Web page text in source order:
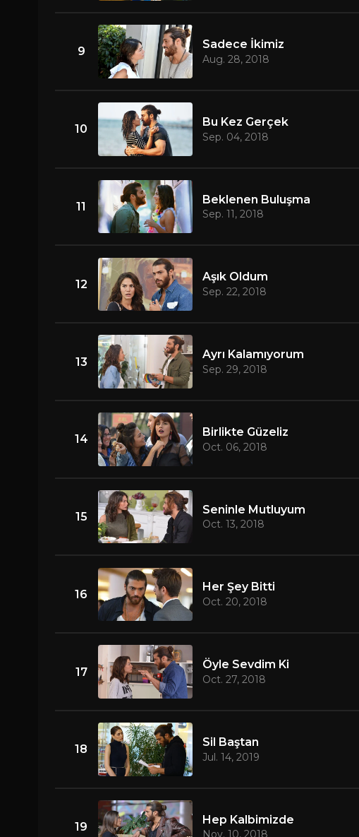
9
Sadece İkimiz
Aug. 28, 2018
10
Bu Kez Gerçek
Sep. 04, 2018
11
Beklenen Buluşma
Sep. 11, 2018
12
Aşık Oldum
Sep. 22, 2018
13
Ayrı Kalamıyorum
Sep. 29, 2018
14
Birlikte Güzeliz
Oct. 06, 2018
15
Seninle Mutluyum
Oct. 13, 2018
16
Her Şey Bitti
Oct. 20, 2018
17
Öyle Sevdim Ki
Oct. 27, 2018
18
Sil Baştan
Jul. 14, 2019
19
Hep Kalbimizde